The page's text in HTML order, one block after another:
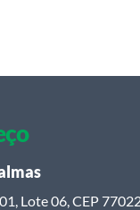
Lote 06, CEP